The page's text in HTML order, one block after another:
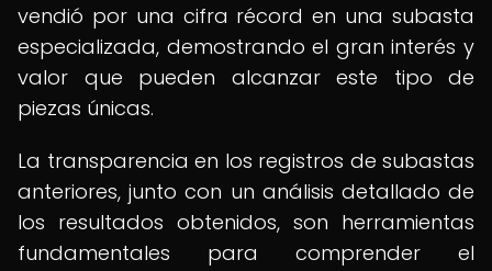
vendió por una cifra récord en una subasta
especializada, demostrando el gran interés y
valor que pueden alcanzar este tipo de
piezas únicas.
La transparencia en los registros de subastas
anteriores, junto con un análisis detallado de
los resultados obtenidos, son herramientas
fundamentales para comprender el